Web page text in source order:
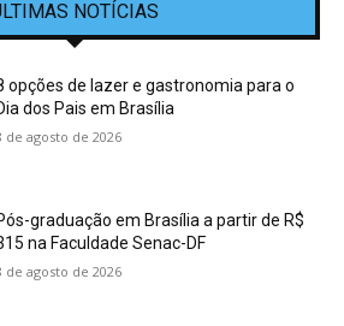
NOTÍCIAS
opções de lazer e gastronomia para o
dos Pais em Brasília
de agosto de 2026
graduação em Brasília a partir de R$
na Faculdade Senac-DF
de agosto de 2026